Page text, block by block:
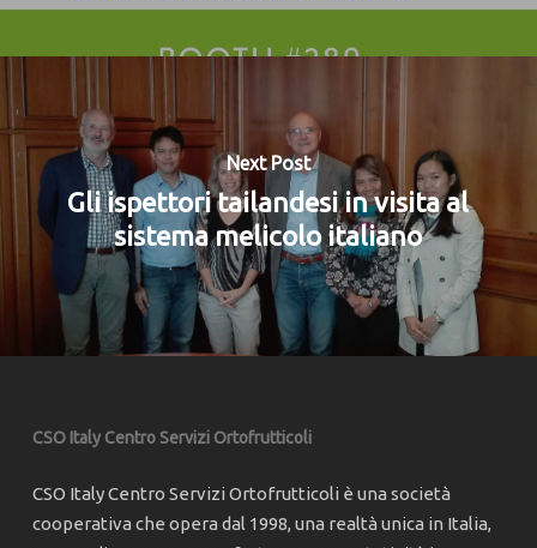
Next Post
Gli ispettori tailandesi in visita al
sistema melicolo italiano
CSO Italy Centro Servizi Ortofrutticoli
CSO Italy Centro Servizi Ortofrutticoli è una società
cooperativa che opera dal 1998, una realtà unica in Italia,